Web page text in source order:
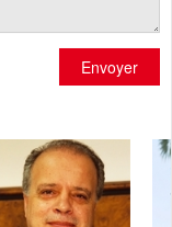
Envoyer